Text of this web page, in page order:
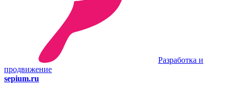
Разработка и
продвижение
sepium.ru